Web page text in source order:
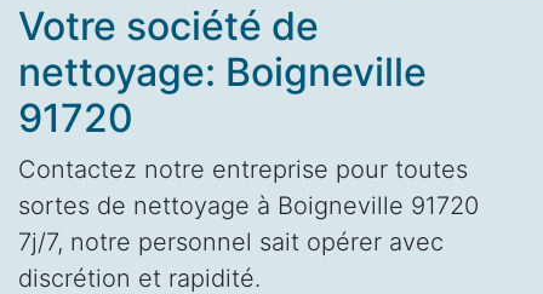
Votre société de
nettoyage: Boigneville
91720
Contactez notre entreprise pour toutes
sortes de nettoyage à Boigneville 91720
7j/7, notre personnel sait opérer avec
discrétion et rapidité.